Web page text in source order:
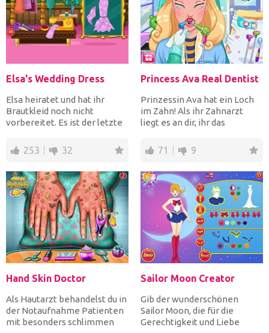
Elsa's Wedding Dress
Elsa heiratet und hat ihr
Brautkleid noch nicht
vorbereitet. Es ist der letzte
253 32
Princess Ava Real Dentist
Prinzessin Ava hat ein Loch
im Zahn! Als ihr Zahnarzt
liegt es an dir, ihr das
71 9
Hand Skin Doctor
Als Hautarzt behandelst du in
der Notaufnahme Patienten
mit besonders schlimmen
Sailor Moon Creator
Gib der wunderschönen
Sailor Moon, die für die
Gerechtigkeit und Liebe